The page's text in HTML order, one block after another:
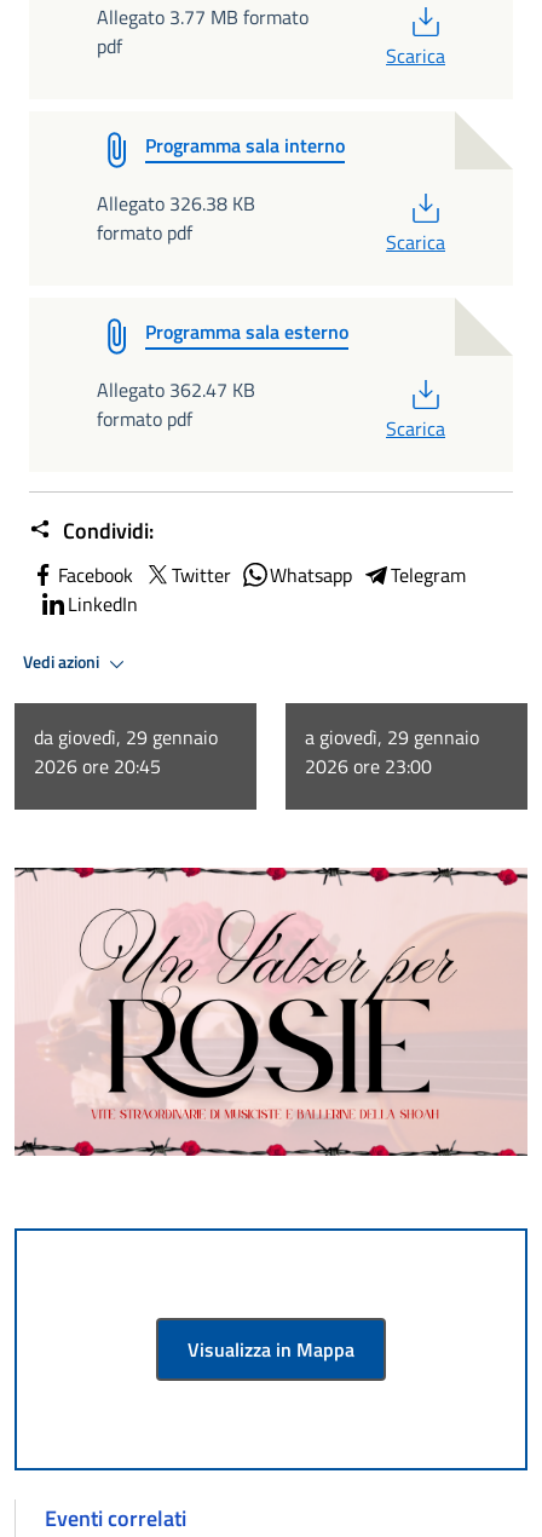
Allegato 3.77 MB formato
pdf
Scarica
Programma sala interno
Allegato 326.38 KB
formato pdf
Scarica
Programma sala esterno
Allegato 362.47 KB
formato pdf
Scarica
Condividi:
Facebook Twitter Whatsapp
Telegram
LinkedIn
Vedi azioni
da giovedì, 29 gennaio
2026 ore 20:45
a giovedì, 29 gennaio
2026 ore 23:00
Visualizza in Mappa
Eventi correlati